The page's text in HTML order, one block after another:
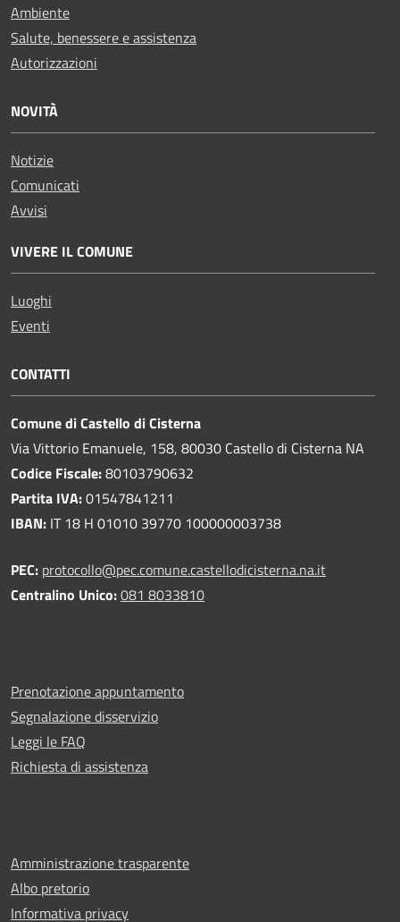
Ambiente
Salute, benessere e assistenza
Autorizzazioni
NOVITÀ
Notizie
Comunicati
Avvisi
VIVERE IL COMUNE
Luoghi
Eventi
CONTATTI
Comune di Castello di Cisterna
Via Vittorio Emanuele, 158, 80030 Castello di Cisterna NA
Codice Fiscale:80103790632
Partita IVA:01547841211
IBAN: IT 18 H 01010 39770 100000003738
PEC: protocollo@pec.comune.castellodicisterna.na.it
Centralino Unico:081 8033810
Prenotazione appuntamento
Segnalazione disservizio
Leggi le FAQ
Richiesta di assistenza
Amministrazione trasparente
Albo pretorio
Informativa privacy